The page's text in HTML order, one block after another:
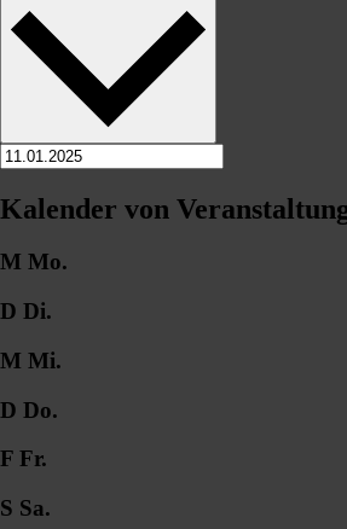
Kalender von
M Mo.
D Di.
M Mi.
D Do.
F Fr.
S Sa.